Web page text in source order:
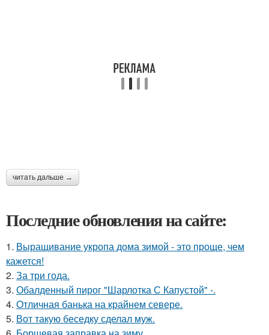
читать дальше →
Последние обновления на сайте:
1. Выращивание укропа дома зимой - это проще, чем
кажется!
2. За три года.
3. Обалденный пирог "Шарлотка С Капустой" -.
4. Отличная банька на крайнем севере.
5. Вот такую беседку сделал муж.